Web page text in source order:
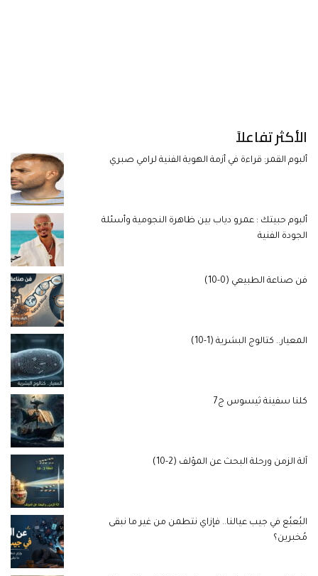
الأكثر تفاعلاً
ألبوم القمر: قراءة في أزمة الهوية الفنية لرامي صبري
ألبوم حبيتك : عمرو دياب بين ظاهرة النجومية وأسئلة
الجودة الفنية
فن صناعة الطبيعي (0-10)
المعيار.. كتالوج البشرية (1-10)
كلنا سفينة ثيسوس ج7
آلة الزمن ورحلة البحث عن المؤلف (2-10)
البُعبُع في جيب عيالنا.. فإزاي نتطمن من غير ما نبقى
مُخبرين؟